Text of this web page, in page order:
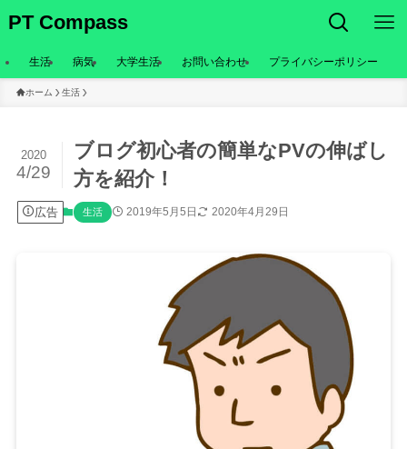
PT Compass
生活 病気 大学生活 お問い合わせ プライバシーポリシー
ホーム 生活
ブログ初心者の簡単なPVの伸ばし
方を紹介！
2020
4/29
広告 生活 2019年5月5日 2020年4月29日